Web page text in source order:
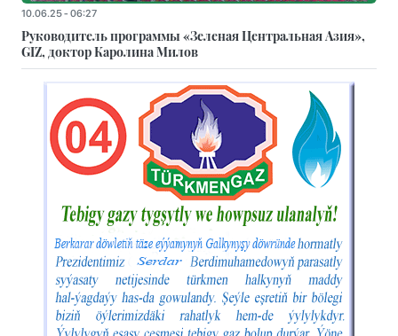
10.06.25 - 06:27
Руководитель программы «Зеленая Центральная Азия»,
GIZ, доктор Каролина Милов